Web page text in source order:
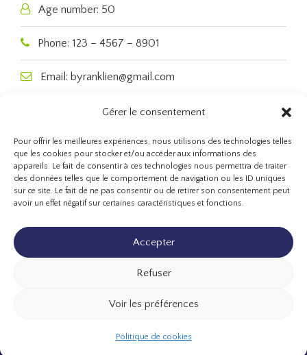
Gérer le consentement
Pour offrir les meilleures expériences, nous utilisons des technologies telles
que les cookies pour stocker et/ou accéder aux informations des
appareils. Le fait de consentir à ces technologies nous permettra de traiter
des données telles que le comportement de navigation ou les ID uniques
sur ce site. Le fait de ne pas consentir ou de retirer son consentement peut
avoir un effet négatif sur certaines caractéristiques et fonctions.
Accepter
Refuser
Voir les préférences
Politique de cookies
Age number: 50
Phone: 123 – 4567 – 8901
Email: byranklien@gmail.com